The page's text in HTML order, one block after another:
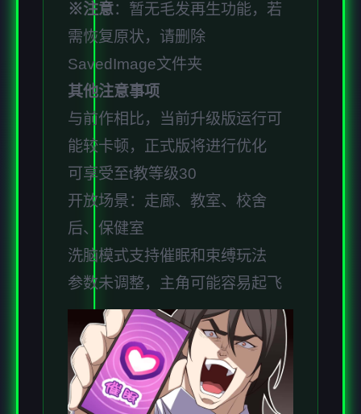
※注意：暂无毛发再生功能，若
需恢复原状，请删除
SavedImage文件夹
其他注意事项
与前作相比，当前升级版运行可
能较卡顿，正式版将进行优化
可享受至t教等级30
开放场景：走廊、教室、校舍
后、保健室
洗脑模式支持催眠和束缚玩法
参数未调整，主角可能容易起飞